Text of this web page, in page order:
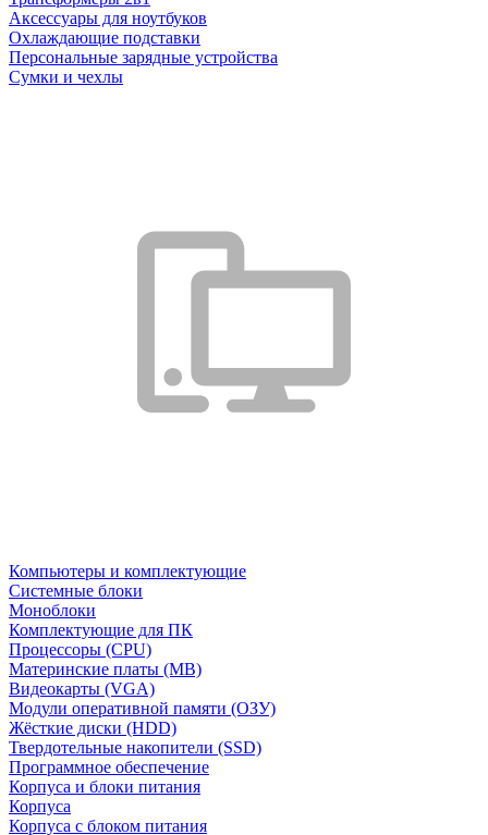
Аксессуары для ноутбуков
Охлаждающие подставки
Персональные зарядные устройства
Сумки и чехлы
Компьютеры и комплектующие
Системные блоки
Моноблоки
Комплектующие для ПК
Процессоры (CPU)
Материнские платы (MB)
Видеокарты (VGA)
Модули оперативной памяти (ОЗУ)
Жёсткие диски (HDD)
Твердотельные накопители (SSD)
Программное обеспечение
Корпуса и блоки питания
Корпуса
Корпуса с блоком питания